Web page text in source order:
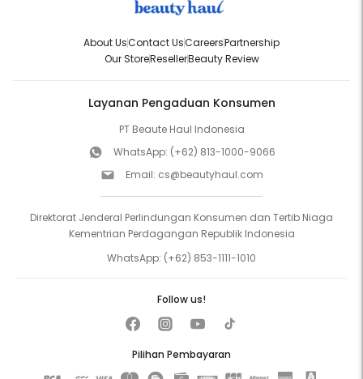
About UsContact UsCareersPartnership
Our StoreResellerBeauty Review
Layanan Pengaduan Konsumen
PT Beaute Haul Indonesia
WhatsApp: (+62) 813-1000-9066
Email: cs@beautyhaul.com
Direktorat Jenderal Perlindungan Konsumen dan Tertib Niaga
Kementrian Perdagangan Republik Indonesia
WhatsApp: (+62) 853-1111-1010
Pilihan Pembayaran
Follow us!